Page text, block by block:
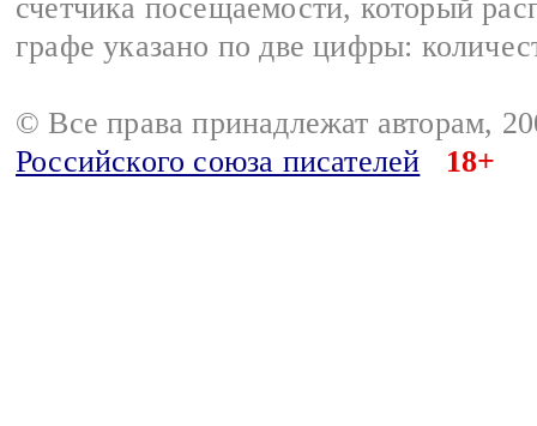
счетчика посещаемости, который
графе указано по две цифры:
© Все права принадлежат авторам,
Российского союза писателей
18+